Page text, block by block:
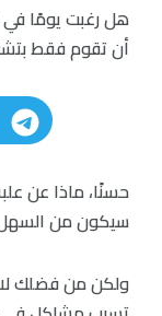
هل رغبت يومًا
أن تقوم فقط
حسنًا، ماذا عن
سيكون من
ولكن من فضلك